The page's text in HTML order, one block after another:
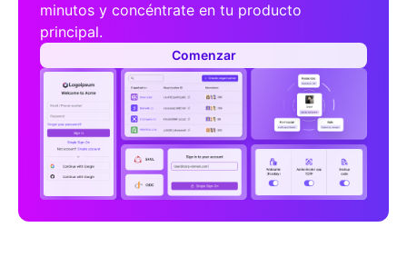
minutos y concéntrate en tu producto
principal.
Comenzar